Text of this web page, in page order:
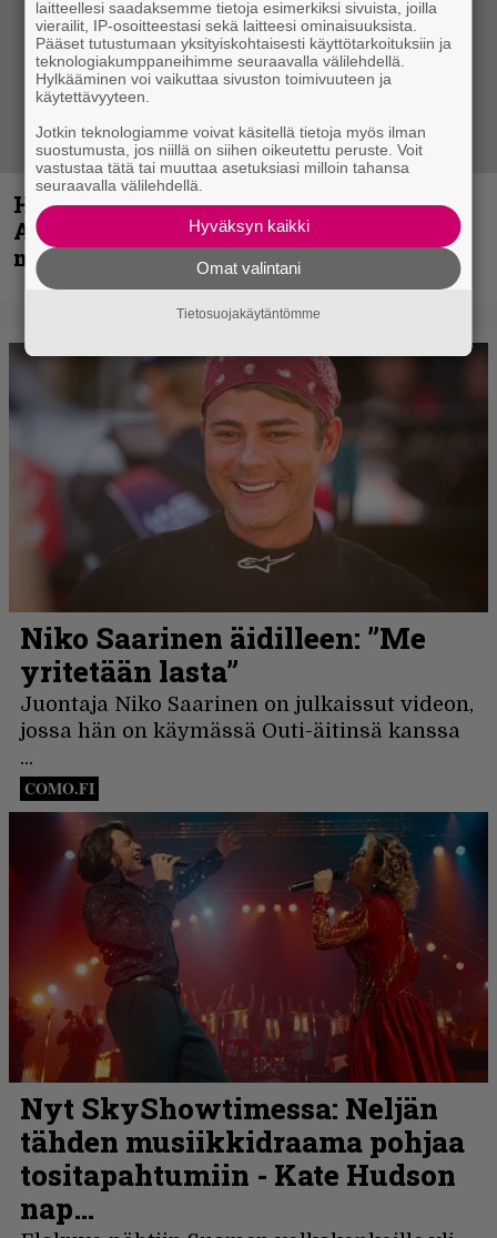
Hellsinki Metal Festival kuvina, osa 1 –
Accept, Carcass, Black Label Society ja
muita avauspäivän esiintyjiä
laitteellesi saadaksemme tietoja esimerkiksi sivuista, joilla
vierailit, IP-osoitteestasi sekä laitteesi ominaisuuksista.
Pääset tutustumaan yksityiskohtaisesti käyttötarkoituksiin ja
teknologiakumppaneihimme seuraavalla välilehdellä.
Hylkääminen voi vaikuttaa sivuston toimivuuteen ja
käytettävyyteen.
Jotkin teknologiamme voivat käsitellä tietoja myös ilman
suostumusta, jos niillä on siihen oikeutettu peruste. Voit
vastustaa tätä tai muuttaa asetuksiasi milloin tahansa
seuraavalla välilehdellä.
Hyväksyn kaikki
Omat valintani
Tietosuojakäytäntömme